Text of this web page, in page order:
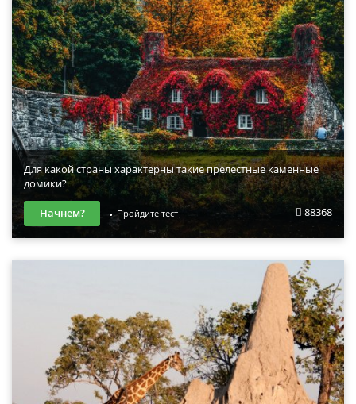
Для какой страны характерны такие прелестные каменные
домики?
88368
Начнем? Пройдите тест